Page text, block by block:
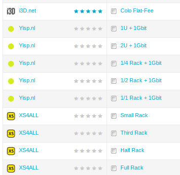
i3D.net Colo Flat-Fee
Yisp.nl 1U + 1Gbit
Yisp.nl 2U + 1Gbit
Yisp.nl 1/4 Rack + 1Gbit
Yisp.nl 1/2 Rack + 1Gbit
Yisp.nl 1/1 Rack + 1Gbit
XS4ALL Small Rack
XS4ALL Third Rack
XS4ALL Half Rack
XS4ALL Full Rack